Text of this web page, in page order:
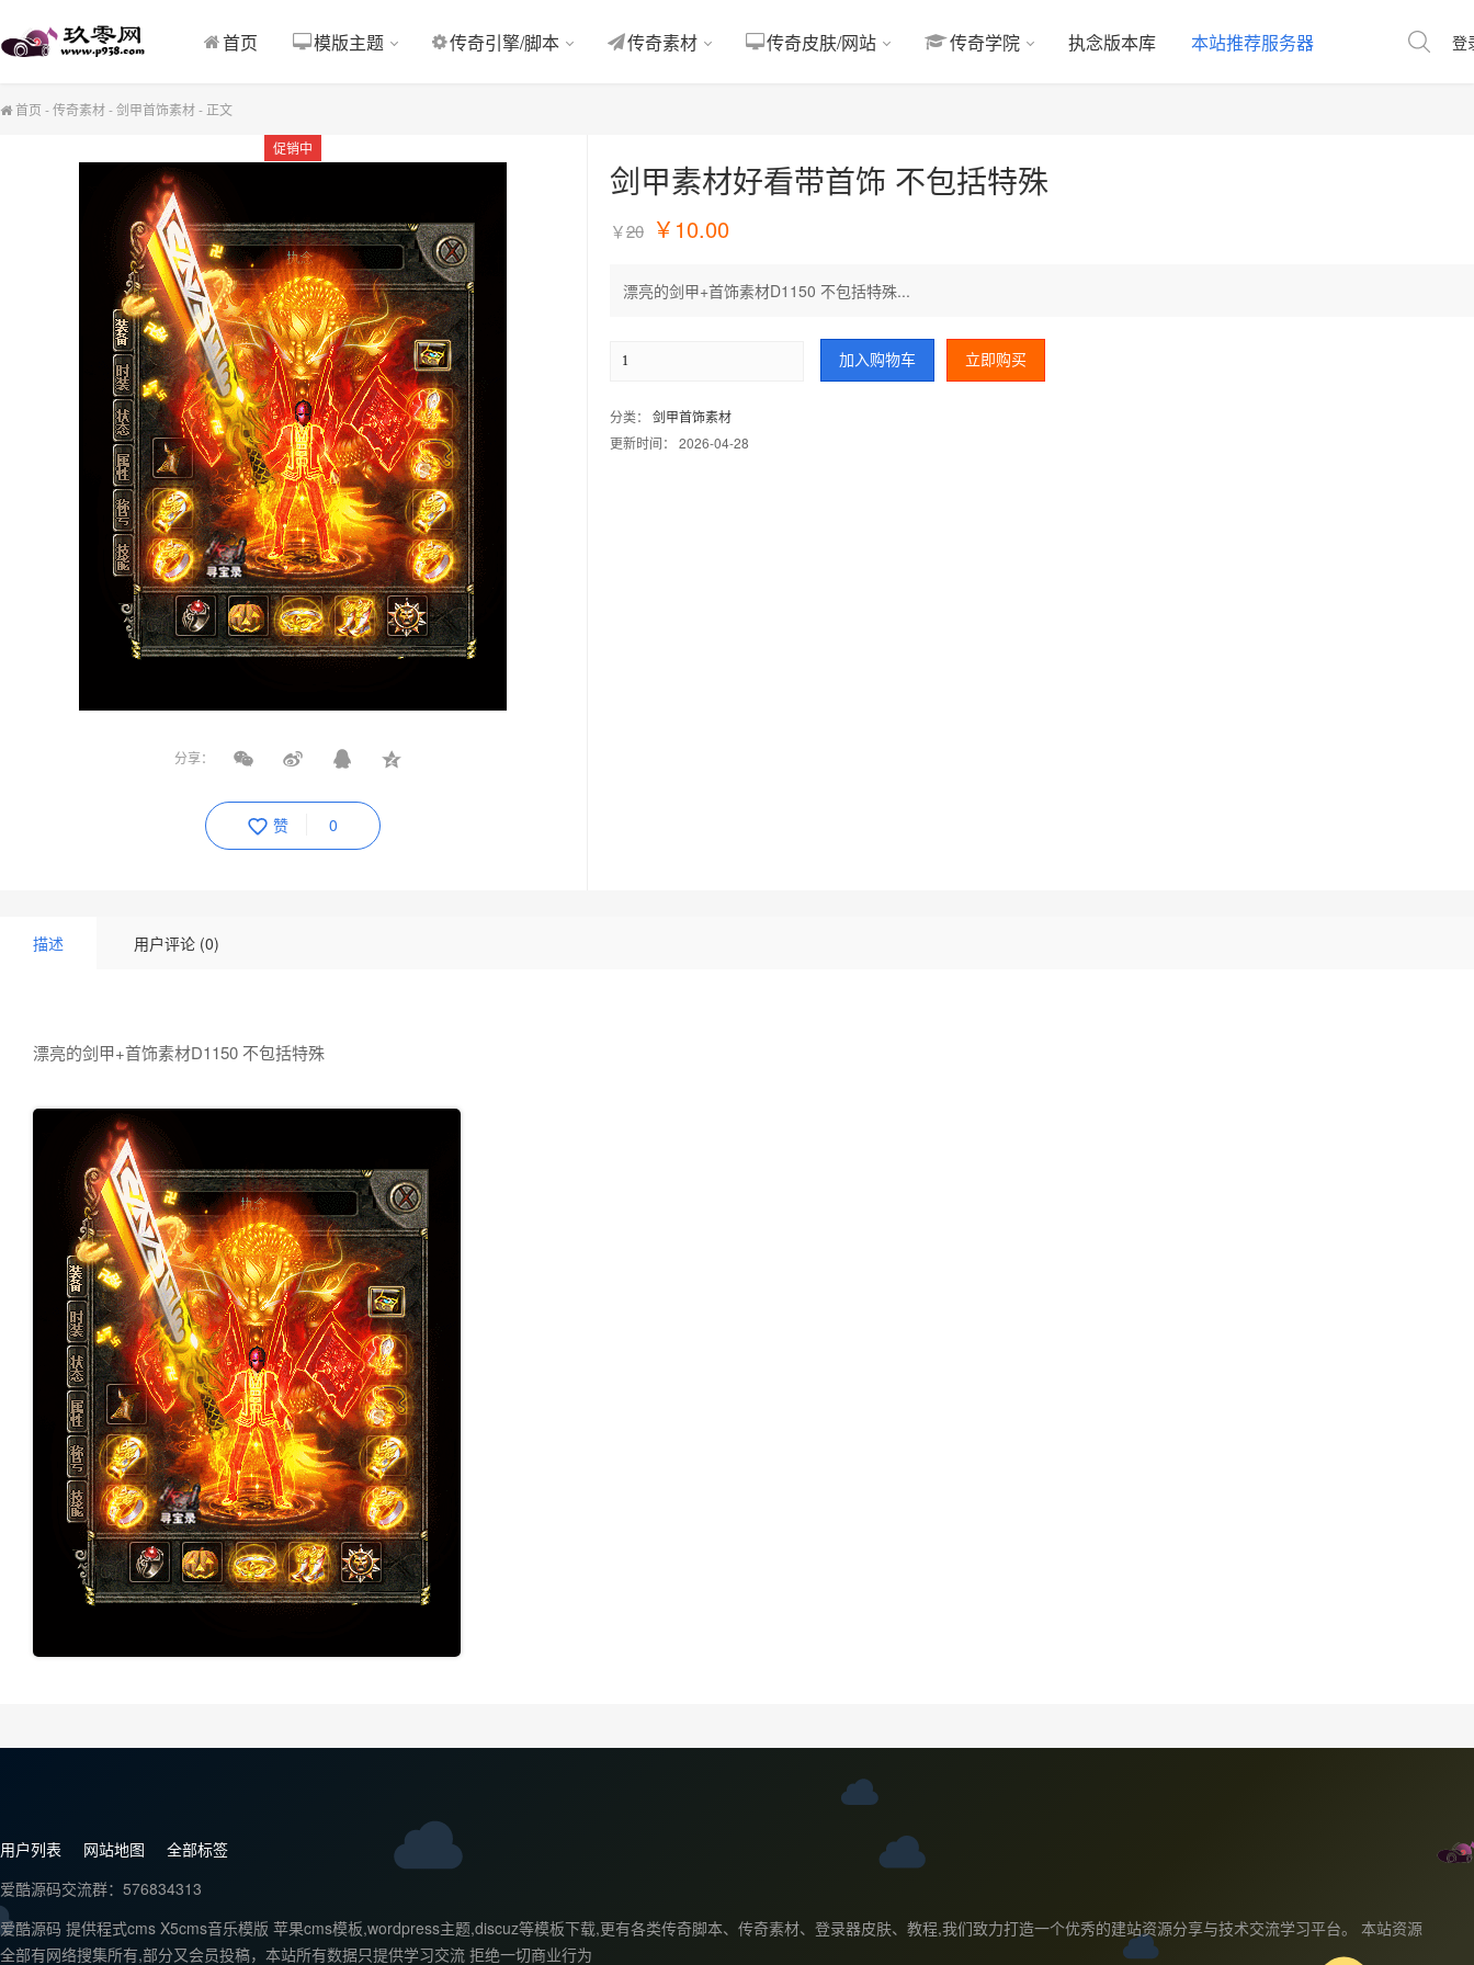
首页 模版主题 传奇引擎/脚本 传奇素材 传奇皮肤/网站 传奇学院 执念版本库 本站推荐服务器 登
首页 -传奇素材-剑甲首饰素材- 正文
促销中
分享：
赞 0
剑甲素材好看带首饰 不包括特殊
￥20 ￥ 10.00
漂亮的剑甲+首饰素材D1150 不包括特殊...
加入购物车 立即购买
分类： 剑甲首饰素材
更新时间： 2026-04-28
描述 用户评论 (0)
漂亮的剑甲+首饰素材D1150 不包括特殊
用户列表 网站地图
全部标签
爱酷源码交流群：576834313
爱酷源码 提供程式cms X5cms音乐模版 苹果cms模板,wordpress主题,discuz等模板下载,更有各类传奇脚本、传奇素材、登录器皮肤、教程,我们致力打造一个优秀的建站资源分享与技术交流学习平台。 本站资源
全部有网络搜集所有,部分又会员投稿，本站所有数据只提供学习交流 拒绝一切商业行为